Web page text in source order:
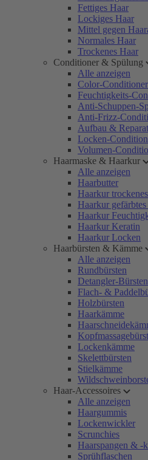
Fettiges Haar
Lockiges Haar
Mittel gegen
Normales Haar
Trockenes Haar
Conditioner & Spülung
Alle anzeigen
Color-Conditioner
Feuchtigkeits-
Anti-Schuppen-
Anti-Frizz-
Aufbau &
Locken-
Volumen-
Haarmaske & Haarkur
Alle anzeigen
Haarbutter
Haarkur
Haarkur
Haarkur
Haarkur Keratin
Haarkur Locken
Haarbürsten & Kämme
Alle anzeigen
Rundbürsten
Detangler-Bürsten
Flach- &
Holzbürsten
Haarkämme
Lockenkämme
Skelettbürsten
Stielkämme
Haar-Accessoires
Alle anzeigen
Haargummis
Lockenwickler
Scrunchies
Haarspangen & -
Sprühflaschen